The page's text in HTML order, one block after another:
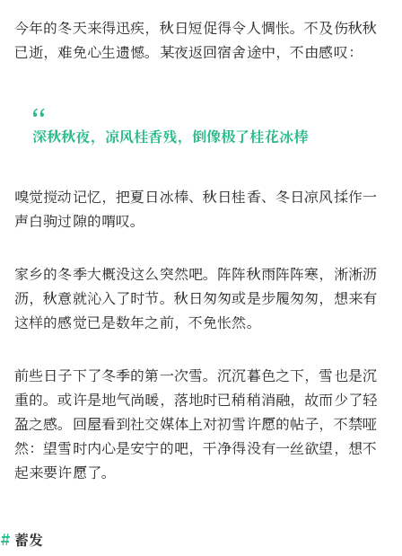
今年的冬天来得迅疾，秋日短促得令人惆怅。不及伤秋秋
已逝，难免心生遗憾。某夜返回宿舍途中，不由感叹：
深秋秋夜，凉风桂香残，倒像极了桂花冰棒
嗅觉搅动记忆，把夏日冰棒、秋日桂香、冬日凉风揉作一
声白驹过隙的喟叹。
家乡的冬季大概没这么突然吧。阵阵秋雨阵阵寒，淅淅沥
沥，秋意就沁入了时节。秋日匆匆或是步履匆匆，想来有
这样的感觉已是数年之前，不免怅然。
前些日子下了冬季的第一次雪。沉沉暮色之下，雪也是沉
重的。或许是地气尚暖，落地时已稍稍消融，故而少了轻
盈之感。回屋看到社交媒体上对初雪许愿的帖子，不禁哑
然：望雪时内心是安宁的吧，干净得没有一丝欲望，想不
起来要许愿了。
蓄发